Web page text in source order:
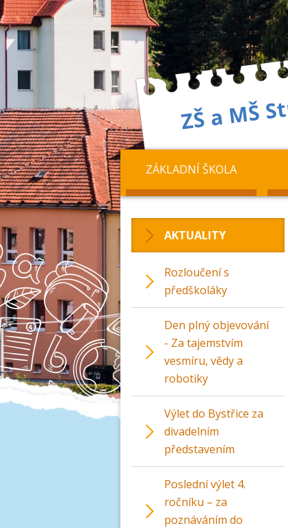
ZÁKLADNÍ ŠKOLA
AKTUALITY
Rozloučení s
předškoláky
Den plný objevování
- Za tajemstvím
vesmíru, vědy a
robotiky
Výlet do Bystřice za
divadelním
představením
Poslední výlet 4.
ročníku – za
poznáváním do